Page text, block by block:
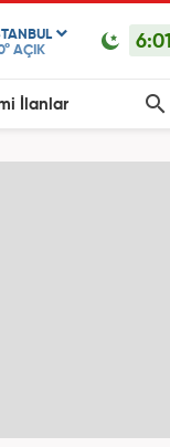
AÇIK 6:01
İlanlar